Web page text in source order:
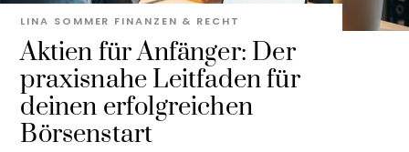
Aktien für Anfänger: Der
praxisnahe Leitfaden für
deinen erfolgreichen
Börsenstart
LINA SOMMER FINANZEN & RECHT